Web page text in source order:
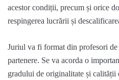
acestor condiții, precum și orice
respingerea lucrării și
Juriul va fi format din profesori
partenere. Se va acorda o
gradului de originalitate și